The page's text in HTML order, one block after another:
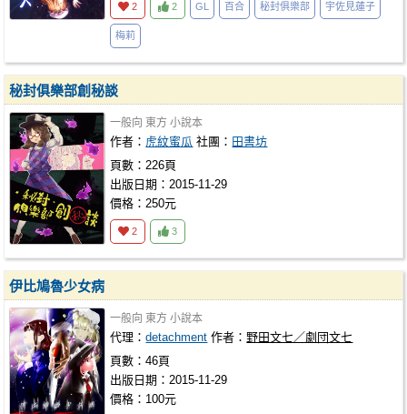
2 2 GL 百合 秘封俱樂部 宇佐見蓮子
梅莉
秘封俱樂部創秘談
一般向 東方 小說本
作者： 虎紋蜜瓜 社團： 田書坊
頁數：226頁
出版日期：2015-11-29
價格：250元
2 3
伊比鳩魯少女病
一般向 東方 小說本
代理：detachment 作者： 野田文七／劇団文七
頁數：46頁
出版日期：2015-11-29
價格：100元